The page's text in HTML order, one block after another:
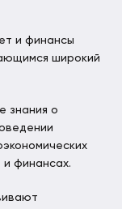
и финансы
широкий
знания о
и финансах.